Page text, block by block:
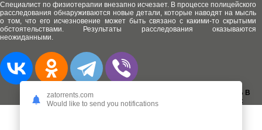
Специалист по физиотерапии внезапно исчезает. В процессе полицейского
расследования обнаруживаются новые детали, которые наводят на мысль
о том, что его исчезновение может быть связано с какими-то скрытыми
обстоятельствами. Результаты расследования оказываются
неожиданными.
ДОБАВИТЬ В
ЗАКЛАДКИ:
zatorrents.com
Would like to send you notifications